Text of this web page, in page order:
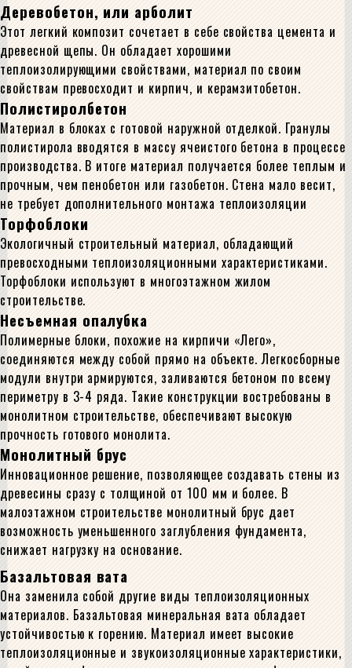
Деревобетон, или арболит
Этот легкий композит сочетает в себе свойства цемента и
древесной щепы. Он обладает хорошими
теплоизолирующими свойствами, материал по своим
свойствам превосходит и кирпич, и керамзитобетон.
Полистиролбетон
Материал в блоках с готовой наружной отделкой. Гранулы
полистирола вводятся в массу ячеистого бетона в процессе
производства. В итоге материал получается более теплым и
прочным, чем пенобетон или газобетон. Стена мало весит,
не требует дополнительного монтажа теплоизоляции
Торфоблоки
Экологичный строительный материал, обладающий
превосходными теплоизоляционными характеристиками.
Торфоблоки используют в многоэтажном жилом
строительстве.
Несъемная опалубка
Полимерные блоки, похожие на кирпичи «Лего»,
соединяются между собой прямо на объекте. Легкосборные
модули внутри армируются, заливаются бетоном по всему
периметру в 3-4 ряда. Такие конструкции востребованы в
монолитном строительстве, обеспечивают высокую
прочность готового монолита.
Монолитный брус
Инновационное решение, позволяющее создавать стены из
древесины сразу с толщиной от 100 мм и более. В
малоэтажном строительстве монолитный брус дает
возможность уменьшенного заглубления фундамента,
снижает нагрузку на основание.
Базальтовая вата
Она заменила собой другие виды теплоизоляционных
материалов. Базальтовая минеральная вата обладает
устойчивостью к горению. Материал имеет высокие
теплоизоляционные и звукоизоляционные характеристики,